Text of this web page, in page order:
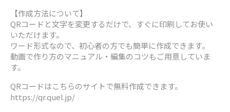
【作成方法について】
QRコードと文字を変更するだけで、すぐに印刷してお使い
いただけます。
ワード形式なので、初心者の方でも簡単に作成できます。
動画で作り方のマニュアル・編集のコツもご用意していま
す。
QRコードはこちらのサイトで無料作成できます。
https://qr.quel.jp/